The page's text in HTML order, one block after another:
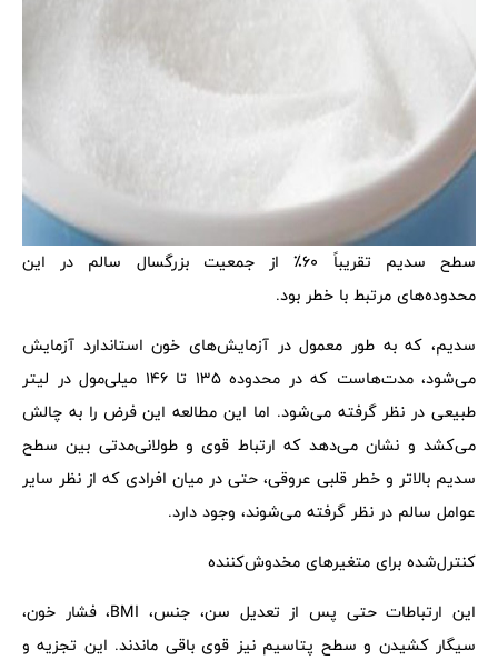
سطح سدیم تقریباً 60٪ از جمعیت بزرگسال سالم در این
محدوده‌های مرتبط با خطر بود.
سدیم، که به طور معمول در آزمایش‌های خون استاندارد آزمایش
می‌شود، مدت‌هاست که در محدوده 135 تا 146 میلی‌مول در لیتر
طبیعی در نظر گرفته می‌شود. اما این مطالعه این فرض را به چالش
می‌کشد و نشان می‌دهد که ارتباط قوی و طولانی‌مدتی بین سطح
سدیم بالاتر و خطر قلبی عروقی، حتی در میان افرادی که از نظر سایر
عوامل سالم در نظر گرفته می‌شوند، وجود دارد.
کنترل‌شده برای متغیرهای مخدوش‌کننده
این ارتباطات حتی پس از تعدیل سن، جنس، BMI، فشار خون،
سیگار کشیدن و سطح پتاسیم نیز قوی باقی ماندند. این تجزیه و